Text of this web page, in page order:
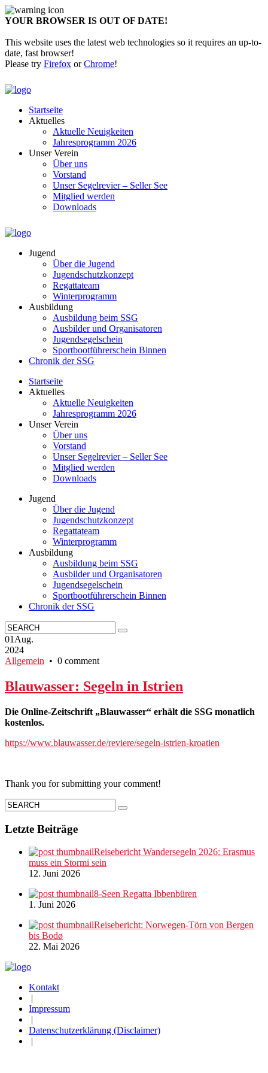
YOUR BROWSER IS OUT OF DATE!
This website uses the latest web technologies so it requires an up-to-
date, fast browser!
Please try Firefox orChrome!
Startseite
Aktuelles
Aktuelle Neuigkeiten
Jahresprogramm 2026
Unser Verein
Über uns
Vorstand
Unser Segelrevier – Seller See
Mitglied werden
Downloads
Jugend
Über die Jugend
Jugendschutzkonzept
Regattateam
Winterprogramm
Ausbildung
Ausbildung beim SSG
Ausbilder und Organisatoren
Jugendsegelschein
Sportbootführerschein Binnen
Chronik der SSG
Startseite
Aktuelles
Aktuelle Neuigkeiten
Jahresprogramm 2026
Unser Verein
Über uns
Vorstand
Unser Segelrevier – Seller See
Mitglied werden
Downloads
Jugend
Über die Jugend
Jugendschutzkonzept
Regattateam
Winterprogramm
Ausbildung
Ausbildung beim SSG
Ausbilder und Organisatoren
Jugendsegelschein
Sportbootführerschein Binnen
Chronik der SSG
01 Aug.
2024
Allgemein • 0 comment
Blauwasser: Segeln in Istrien
Die Online-Zeitschrift „Blauwasser“ erhält die SSG monatlich
kostenlos.
https://www.blauwasser.de/reviere/segeln-istrien-kroatien
Thank you for submitting your comment!
Letzte Beiträge
Reisebericht Wandersegeln 2026: Erasmus
muss ein Stormi sein
12. Juni 2026
8-Seen Regatta Ibbenbüren
1. Juni 2026
Reisebericht: Norwegen-Törn von Bergen
bis Bodø
22. Mai 2026
Kontakt
|
Impressum
|
Datenschutzerklärung (Disclaimer)
|